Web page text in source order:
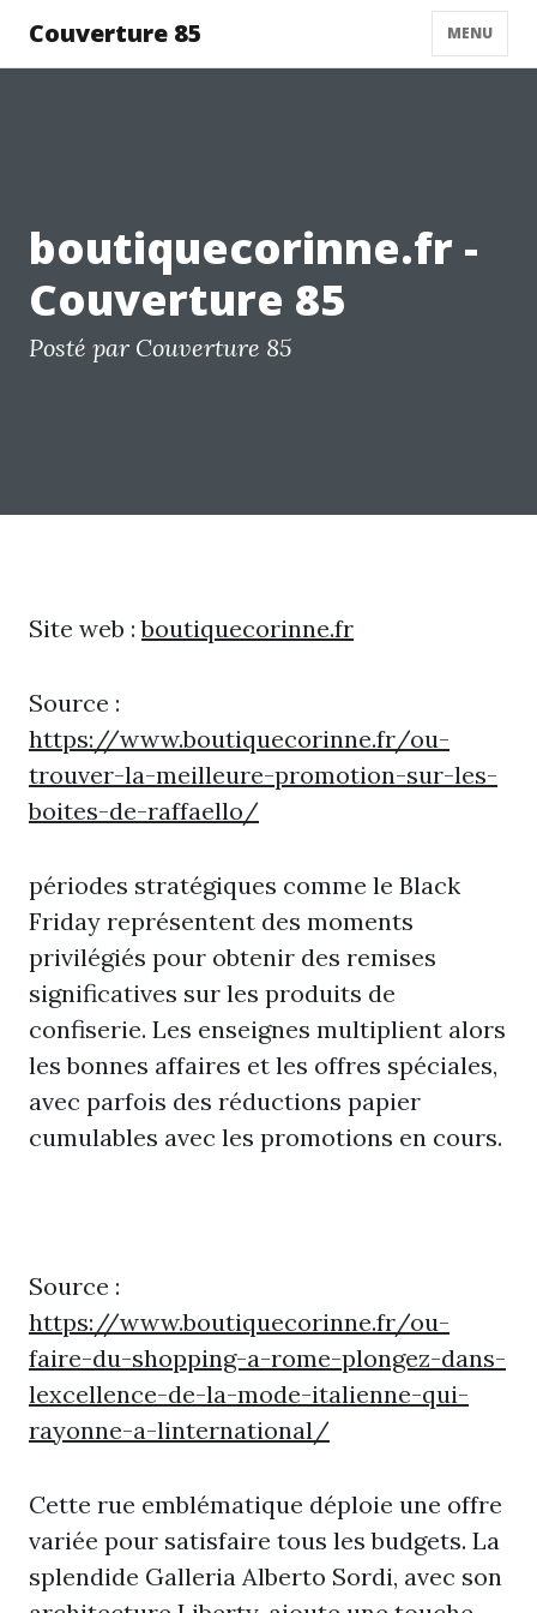
Couverture 85 MENU
boutiquecorinne.fr -
Couverture 85
Posté par Couverture 85
Site web :boutiquecorinne.fr
Source :
https://www.boutiquecorinne.fr/ou-
trouver-la-meilleure-promotion-sur-les-
boites-de-raffaello/
périodes stratégiques comme le Black
Friday représentent des moments
privilégiés pour obtenir des remises
significatives sur les produits de
confiserie. Les enseignes multiplient alors
les bonnes affaires et les offres spéciales,
avec parfois des réductions papier
cumulables avec les promotions en cours.
Source :
https://www.boutiquecorinne.fr/ou-
faire-du-shopping-a-rome-plongez-dans-
lexcellence-de-la-mode-italienne-qui-
rayonne-a-linternational/
Cette rue emblématique déploie une offre
variée pour satisfaire tous les budgets. La
splendide Galleria Alberto Sordi, avec son